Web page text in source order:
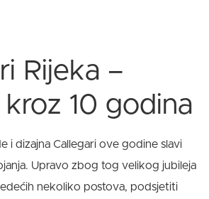
Rijeka –
10 godina
i dizajna Callegari ove godine slavi
Upravo zbog tog velikog jubileja
nekoliko postova, podsjetiti